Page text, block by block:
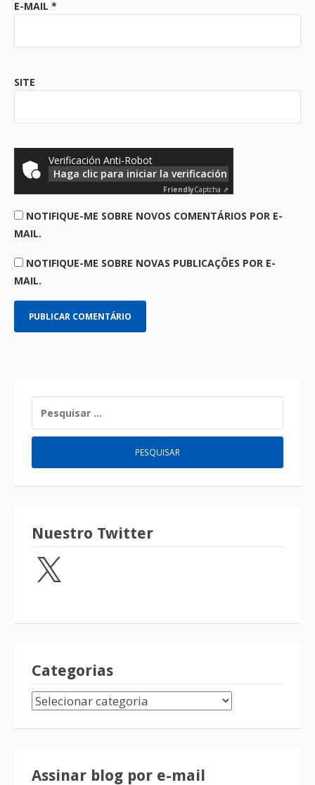
E-MAIL *
SITE
Verificación Anti-Robot
Haga clic para iniciar la verificación
FriendlyCaptcha ⇗
NOTIFIQUE-ME SOBRE NOVOS COMENTÁRIOS POR E-
MAIL.
NOTIFIQUE-ME SOBRE NOVAS PUBLICAÇÕES POR E-
MAIL.
Nuestro Twitter
Categorias
Assinar blog por e-mail